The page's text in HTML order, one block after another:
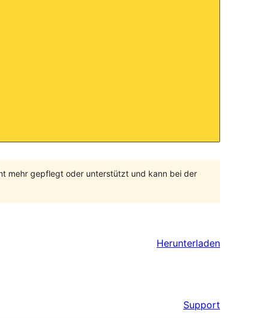
mehr gepflegt oder unterstützt und kann bei der
Herunterladen
Support